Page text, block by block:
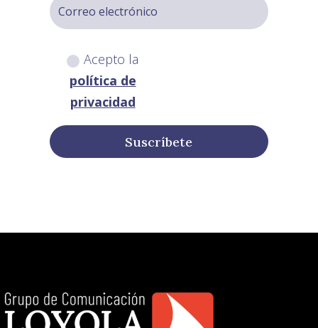
Acepto la
política de
privacidad
Suscríbete